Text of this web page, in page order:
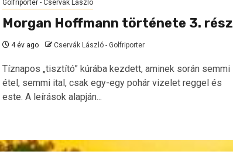
Golfriporter - Cservák László
Morgan Hoffmann története 3. rész
4 év ago Cservák László - Golfriporter
Tíznapos „tisztító” kúrába kezdett, aminek során semmi
étel, semmi ital, csak egy-egy pohár vizelet reggel és
este. A leírások alapján...